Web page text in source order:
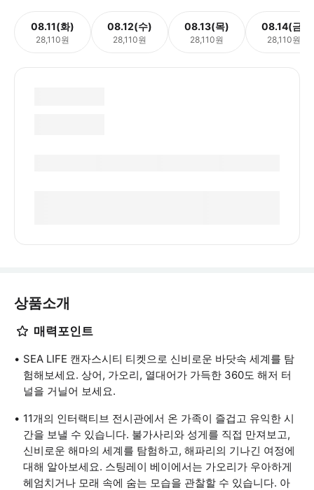
08.11(화)
28,110원
08.12(수)
28,110원
08.13(목)
28,110원
08.14(금)
28,110원
상품소개
매력포인트
SEA LIFE 캔자스시티 티켓으로 신비로운 바닷속 세계를 탐
험해보세요. 상어, 가오리, 열대어가 가득한 360도 해저 터
널을 거닐어 보세요.
11개의 인터랙티브 전시관에서 온 가족이 즐겁고 유익한 시
간을 보낼 수 있습니다. 불가사리와 성게를 직접 만져보고,
신비로운 해마의 세계를 탐험하고, 해파리의 기나긴 여정에
대해 알아보세요. 스팅레이 베이에서는 가오리가 우아하게
헤엄치거나 모래 속에 숨는 모습을 관찰할 수 있습니다. 아